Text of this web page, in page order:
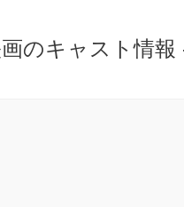
のキャスト情報